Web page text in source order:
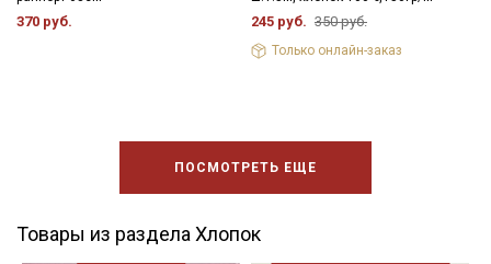
370 руб. 245 руб. 350 руб.
Только онлайн-заказ
ПОСМОТРЕТЬ ЕЩЕ
Товары из раздела Хлопок